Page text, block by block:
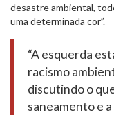
desastre ambiental,
uma determinada cor”.
“A esquerda
racismo
discutindo o
saneamento e